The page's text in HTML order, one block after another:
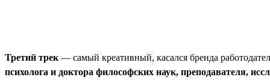
Третий трек — самый креативный, касался бренда
психолога и доктора философских наук, преподавателя,